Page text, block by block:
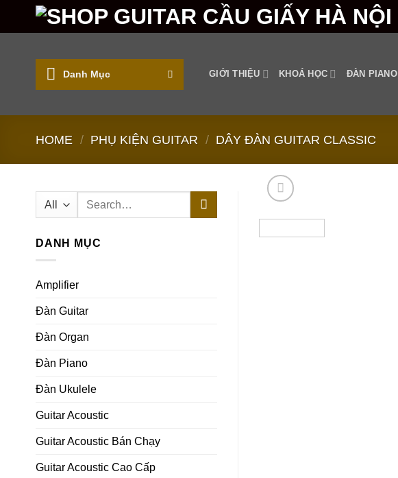
Danh Mục GIỚI THIỆU KHOÁ HỌC ĐÀN PIANO
HOME / PHỤ KIỆN GUITAR / DÂY ĐÀN GUITAR CLASSIC
Search
DANH MỤC
Amplifier
Đàn Guitar
Đàn Organ
Đàn Piano
Đàn Ukulele
Guitar Acoustic
Guitar Acoustic Bán Chạy
Guitar Acoustic Cao Cấp